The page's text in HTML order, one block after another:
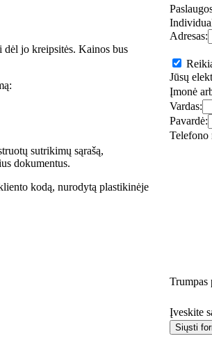
dėl jo kreipsitės. Kainos bus
sutrikimų sąrašą,
dokumentus.
kodą, nurodytą plastikinėje
Adresas:
Jūsų
Įmonė
Vardas:
Pavardė:
Telefono
Trumpas
Įveskite